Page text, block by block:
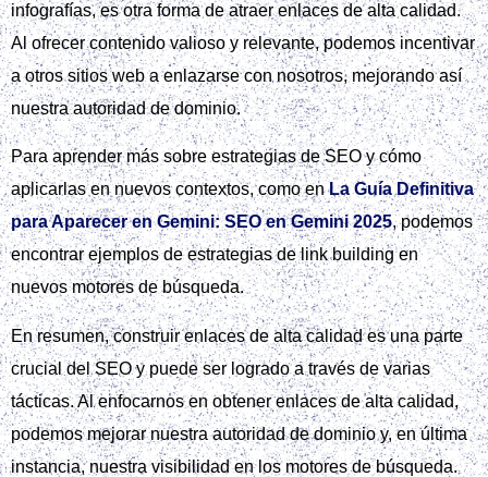
infografías, es otra forma de atraer enlaces de alta calidad.
Al ofrecer contenido valioso y relevante, podemos incentivar
a otros sitios web a enlazarse con nosotros, mejorando así
nuestra autoridad de dominio.
Para aprender más sobre estrategias de SEO y cómo
aplicarlas en nuevos contextos, como enLa Guía Definitiva
para Aparecer en Gemini: SEO en Gemini 2025, podemos
encontrar ejemplos de estrategias de link building en
nuevos motores de búsqueda.
En resumen, construir enlaces de alta calidad es una parte
crucial del SEO y puede ser logrado a través de varias
tácticas. Al enfocarnos en obtener enlaces de alta calidad,
podemos mejorar nuestra autoridad de dominio y, en última
instancia, nuestra visibilidad en los motores de búsqueda.